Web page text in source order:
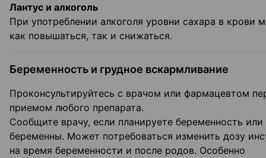
Лантус и алкоголь
При употреблении алкоголя уровни сахара в крови
как повышаться, так и снижаться.
Беременность и грудное вскармливание
Проконсультируйтесь с врачом или фармацевтом
приемом любого препарата.
Сообщите врачу, если планируете беременность
беременны. Может потребоваться изменить дозу
на время беременности и после родов. Особенно